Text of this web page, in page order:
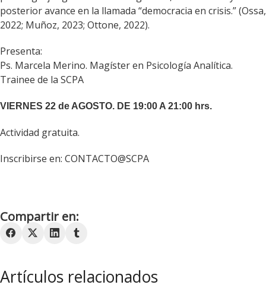
posterior avance en la llamada “democracia en crisis.” (Ossa,
2022; Muñoz, 2023; Ottone, 2022).
Presenta:
Ps. Marcela Merino. Magíster en Psicología Analítica.
Trainee de la SCPA
VIERNES 22 de AGOSTO. DE 19:00 A 21:00 hrs.
Actividad gratuita.
Inscribirse en: CONTACTO@SCPA
Compartir en:
Artículos relacionados